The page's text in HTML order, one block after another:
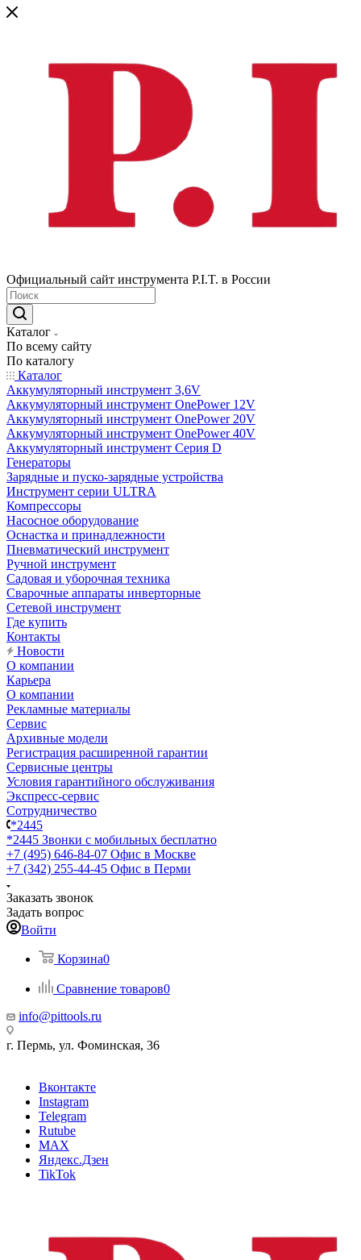
Официальный сайт инструмента P.I.T. в России
Каталог
По всему сайту
По каталогу
Каталог
Аккумуляторный инструмент 3,6V
Аккумуляторный инструмент OnePower 12V
Аккумуляторный инструмент OnePower 20V
Аккумуляторный инструмент OnePower 40V
Аккумуляторный инструмент Серия D
Генераторы
Зарядные и пуско-зарядные устройства
Инструмент серии ULTRA
Компрессоры
Насосное оборудование
Оснастка и принадлежности
Пневматический инструмент
Ручной инструмент
Садовая и уборочная техника
Сварочные аппараты инверторные
Сетевой инструмент
Где купить
Контакты
Новости
О компании
Карьера
О компании
Рекламные материалы
Сервис
Архивные модели
Регистрация расширенной гарантии
Сервисные центры
Условия гарантийного обслуживания
Экспресс-сервис
Сотрудничество
*2445
*2445 Звонки с мобильных бесплатно
+7 (495) 646-84-07 Офис в Москве
+7 (342) 255-44-45 Офис в Перми
Заказать звонок
Задать вопрос
Войти
Корзина0
Сравнение товаров0
info@pittools.ru
г. Пермь, ул. Фоминская, 36
Вконтакте
Instagram
Telegram
Rutube
MAX
Яндекс.Дзен
TikTok